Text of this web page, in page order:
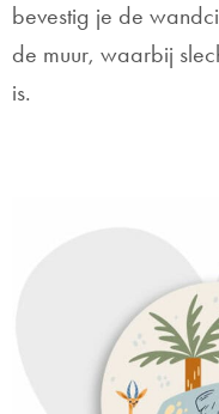
bevestig je de
de muur, waarbij
is.